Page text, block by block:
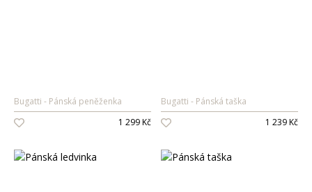
Bugatti
Pánská peněženka
1 299 Kč
Bugatti
Pánská taška
1 239 Kč